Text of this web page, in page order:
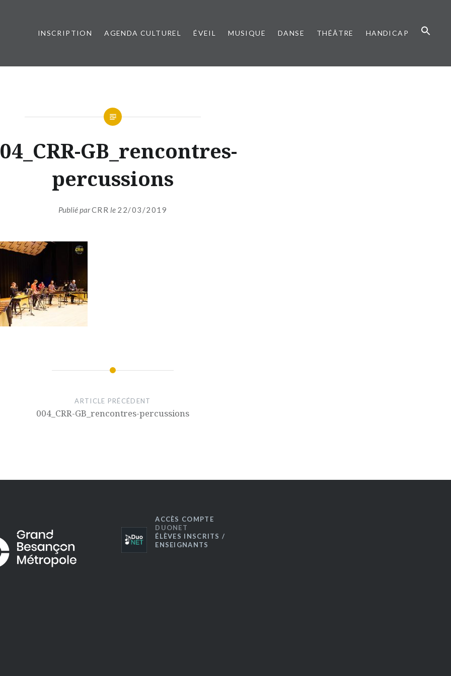
Métropole
INSCRIPTION AGENDA CULTUREL ÉVEIL MUSIQUE DANSE THÉÂTRE HANDICAP
GB_rencontres-
percussions
Publié parCRR le 22/03/2019
ARTICLE PRÉCÉDENT
004_CRR-GB_rencontres-percussions
ACCÈS COMPTE
DUONET
ÉLÈVES INSCRITS /
ENSEIGNANTS